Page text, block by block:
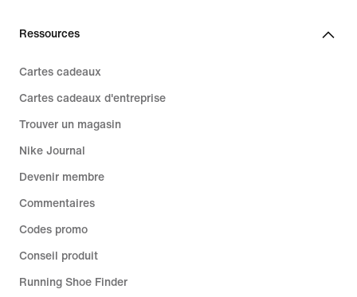
Ressources
Cartes cadeaux
Cartes cadeaux d'entreprise
Trouver un magasin
Nike Journal
Devenir membre
Commentaires
Codes promo
Conseil produit
Running Shoe Finder